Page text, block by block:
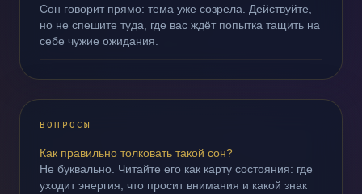
Сон говорит прямо: тема уже созрела. Действуйте,
но не спешите туда, где вас ждёт попытка тащить на
себе чужие ожидания.
ВОПРОСЫ
Как правильно толковать такой сон?
Не буквально. Читайте его как карту состояния: где
уходит энергия, что просит внимания и какой знак